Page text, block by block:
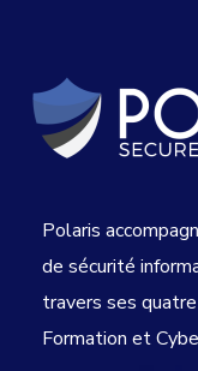
Polaris
de sécurité
travers ses
Formation et